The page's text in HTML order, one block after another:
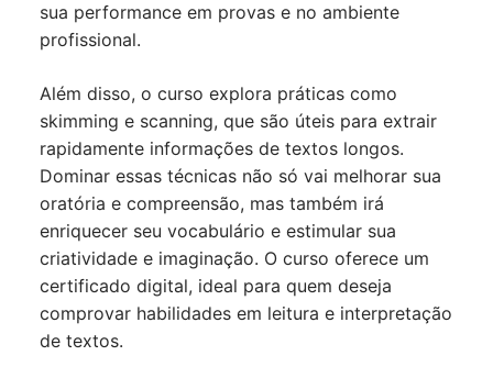
sua performance em provas e no ambiente
profissional.
Além disso, o curso explora práticas como
skimming e scanning, que são úteis para extrair
rapidamente informações de textos longos.
Dominar essas técnicas não só vai melhorar sua
oratória e compreensão, mas também irá
enriquecer seu vocabulário e estimular sua
criatividade e imaginação. O curso oferece um
certificado digital, ideal para quem deseja
comprovar habilidades em leitura e interpretação
de textos.